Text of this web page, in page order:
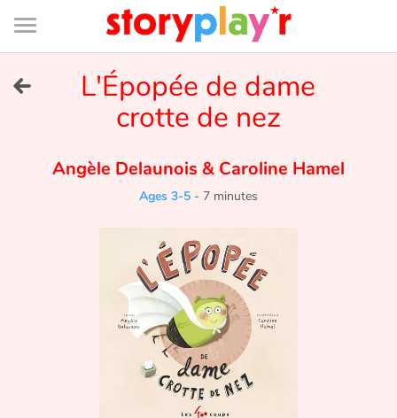
Connexion
Bibliothèque
de
page
Try for free
Tales and classics in french
Fable, myth, literature and poetry
L'Épopée de dame
crotte de nez
Angèle Delaunois & Caroline Hamel
Ages 3-5 - 7 minutes